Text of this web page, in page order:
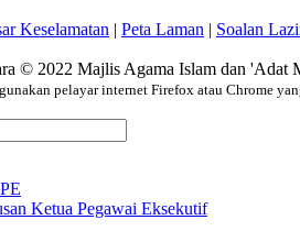
Keselamatan | Peta Laman | Soalan
© 2022 Majlis Agama Islam dan 'Adat
pelayar internet Firefox atau Chrome
Ketua Pegawai Eksekutif